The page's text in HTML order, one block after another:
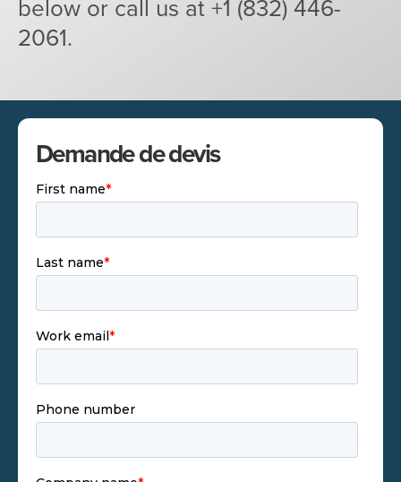
below or call us at +1 (832) 446-
2061.
Demande de devis